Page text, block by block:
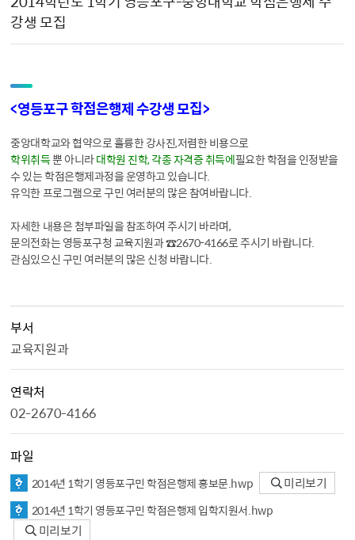
강생 모집
<영등포구 학점은행제 수강생 모집>
중앙대학교와 협약으로 훌륭한 강사진,저렴한 비용으로
학위취득뿐 아니라대학원 진학, 각종 자격증 취득에필요한 학점을 인정받을
수 있는 학점은행제과정을 운영하고 있습니다.
유익한 프로그램으로 구민 여러분의 많은 참여바랍니다.
자세한 내용은 첨부파일을 참조하여 주시기 바라며,
문의전화는 영등포구청 교육지원과 ☎2670-4166로 주시기 바랍니다.
관심있으신 구민 여러분의 많은 신청 바랍니다.
부서
교육지원과
연락처
02-2670-4166
파일
2014년 1학기 영등포구민 학점은행제 홍보문.hwp
미리보기
2014년 1학기 영등포구민 학점은행제 입학지원서.hwp
미리보기